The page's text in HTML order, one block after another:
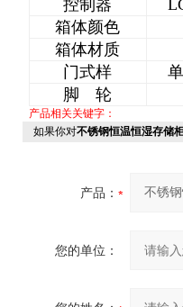
控制器
箱体颜色
箱体材质
门式样
脚 轮
产品相关关键字：
如果你对不锈钢恒温恒湿存储
产品：
您的单位：